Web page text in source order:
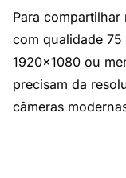
Para
com qualidade
1920×1080 ou
precisam da
câmeras